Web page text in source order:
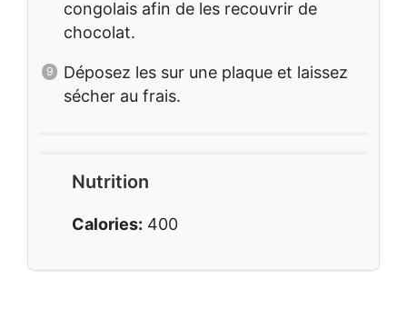
congolais afin de les recouvrir de
chocolat.
Déposez les sur une plaque et laissez
sécher au frais.
Nutrition
Calories: 400